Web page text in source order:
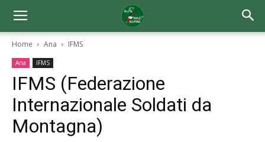
Home Ana IFMS
Ana IFMS
IFMS (Federazione
Internazionale Soldati da
Montagna)